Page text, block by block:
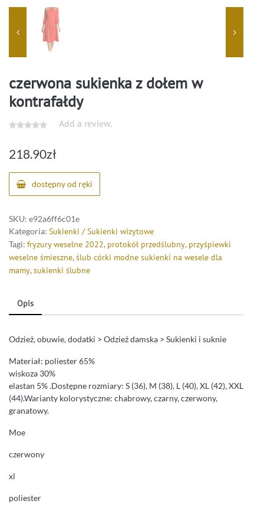
czerwona sukienka z dołem w
kontrafałdy
Add a review.
218.90zł
dostępny od ręki
SKU: e92a6ff6c01e
Kategoria: Sukienki / Sukienki wizytowe
Tagi: fryzury weselne 2022, protokół przedślubny, przyśpiewki
weselne śmieszne, ślub córki modne sukienki na wesele dla
mamy, sukienki ślubne
Opis
Odzież, obuwie, dodatki > Odzież damska > Sukienki i suknie
Materiał: poliester 65%
wiskoza 30%
elastan 5% .Dostępne rozmiary: S (36), M (38), L (40), XL (42), XXL
(44).Warianty kolorystyczne: chabrowy, czarny, czerwony,
granatowy.
Moe
czerwony
xl
poliester